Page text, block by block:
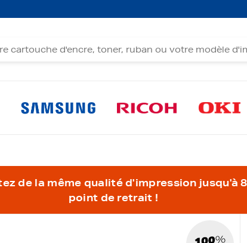
de la même qualité d'impression jusqu'à
point de retrait !